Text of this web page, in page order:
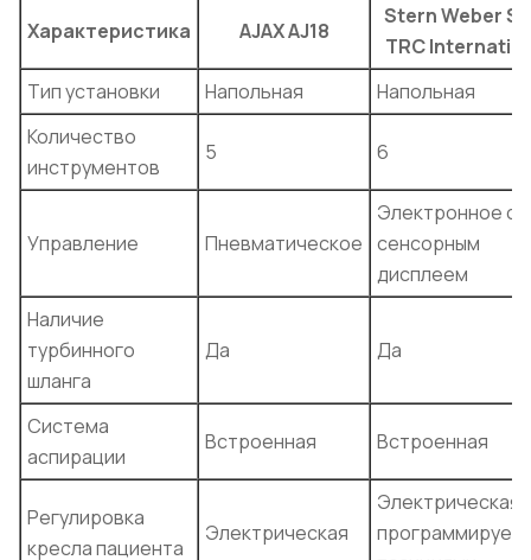
Характеристика AJAX AJ18
Stern Weber
TRС
Тип установки
Напольная
Напольная
Количество
инструментов
5 6
Управление Пневматическое
Электронное с
сенсорным
дисплеем
Наличие
турбинного
шланга
Да Да
Система
аспирации
Встроенная Встроенная
Регулировка
кресла пациента
Электрическая
Электрическая